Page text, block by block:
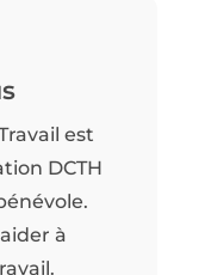
est
DCTH
à